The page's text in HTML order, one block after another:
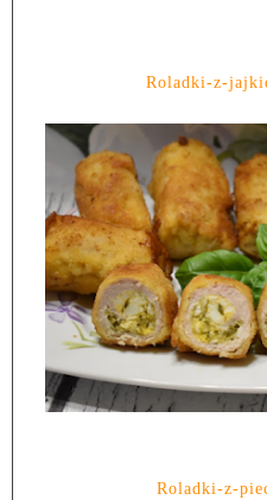
Roladki-z-
Roladki-z-